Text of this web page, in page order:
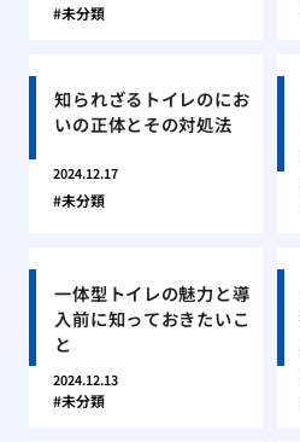
未分類
知られざるトイレのにお
いの正体とその対処法
2024.12.17
未分類
一体型トイレの魅力と導
入前に知っておきたいこ
と
2024.12.13
未分類